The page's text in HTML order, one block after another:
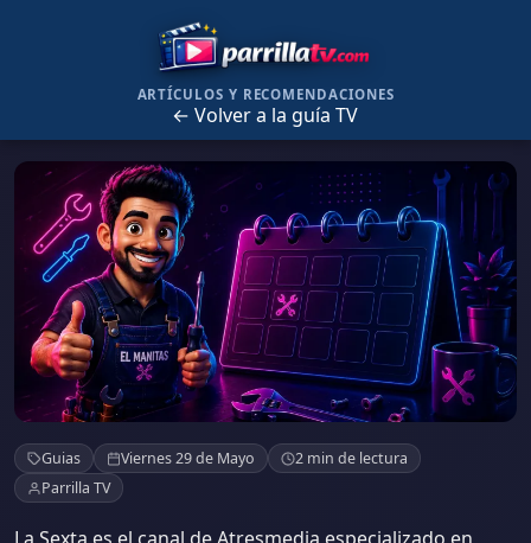
ARTÍCULOS Y RECOMENDACIONES
← Volver a la guía TV
Cómo ver La Sexta en directo y gratis
Guias Viernes 29 de Mayo
2 min de lectura
Parrilla TV